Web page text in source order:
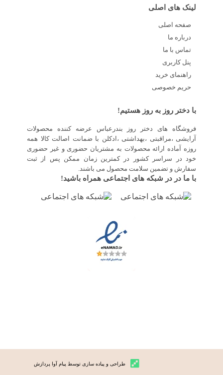
لینک های اصلی
صفحه اصلی
درباره ما
تماس با ما
پنل کاربری
راهنمای خرید
حریم خصوصی
با دختر روز به روز هستیم!
فروشگاه های دختر روز بندرعباس عرضه کننده محصولات
آرایشی ،مراقبتی ،بهداشتی ،ادکلن با ضمانت اصالت کالا همه
روزه آماده ارائه محصولات به مشتریان حضوری و غیر حضوری
خود در سراسر کشور در کمترین زمان ممکن پس از ثبت
سفارش و تضمین سلامت محصول می باشند.
با ما در در شبکه های اجتماعی همراه باشید!
طراحی و پیاده سازی توسط پیام آوا پردازش